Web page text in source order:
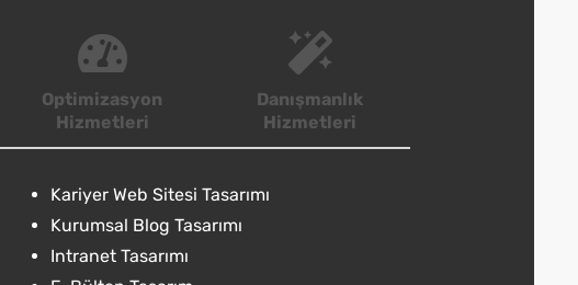
Optimizasyon
Hizmetleri
Danışmanlık
Hizmetleri
Kariyer Web Sitesi Tasarımı
Kurumsal Blog Tasarımı
Intranet Tasarımı